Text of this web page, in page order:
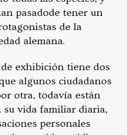
pasadode tener un
de la
alemana.
exhibición tiene dos
algunos ciudadanos
otra, todavía están
vida familiar diaria,
personales